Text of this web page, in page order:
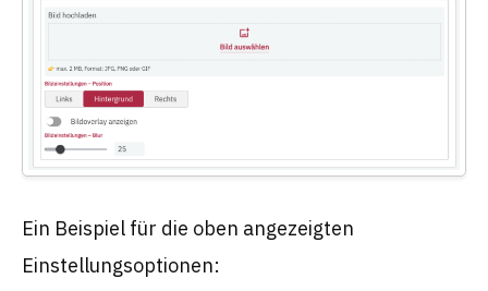
Ein Beispiel für die oben angezeigten
Einstellungsoptionen: